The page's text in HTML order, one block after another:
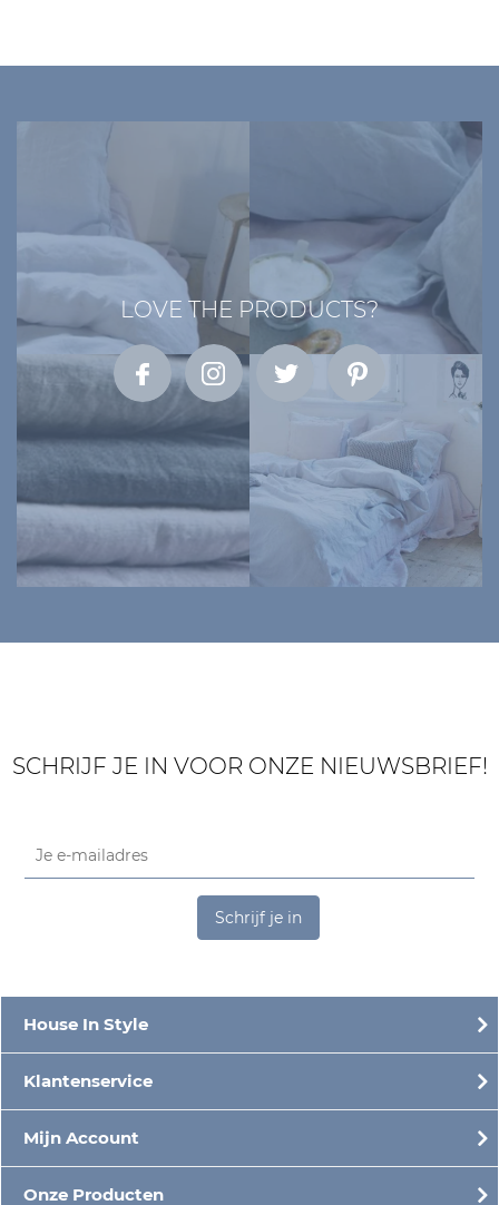
LOVE THE PRODUCTS?
SCHRIJF JE IN VOOR ONZE NIEUWSBRIEF!
Schrijf je in
House In Style
Klantenservice
Mijn Account
Onze Producten